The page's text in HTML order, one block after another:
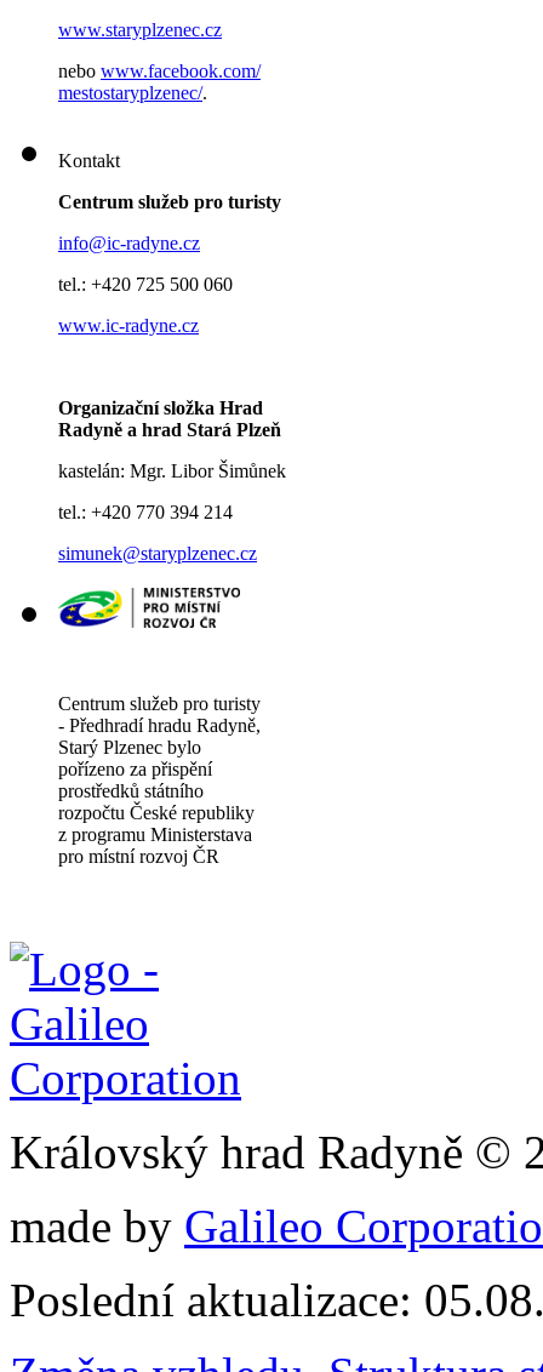
www.staryplzenec.cz
nebo www.facebook.com/
mestostaryplzenec/.
Kontakt
Centrum služeb pro turisty
info@ic-radyne.cz
tel.: +420 725 500 060
www.ic-radyne.cz
Organizační složka Hrad
Radyně a hrad Stará Plzeň
kastelán: Mgr. Libor Šimůnek
tel.: +420 770 394 214
simunek@staryplzenec.cz
Centrum služeb pro turisty
- Předhradí hradu Radyně,
Starý Plzenec bylo
pořízeno za přispění
prostředků státního
rozpočtu České republiky
z programu Ministerstava
pro místní rozvoj ČR
Královský hrad Radyně ©
made by Galileo
Poslední aktualizace: